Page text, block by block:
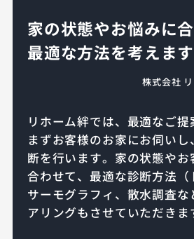
家の状態やお悩みに合
最適な方法を考えます
株式会社
リホーム絆では、最適なご提
まずお客様のお家にお伺い
断を行います。家の状態やお
合わせて、最適な診断方法（
サーモグラフィ、散水調査な
アリングもさせていただきま